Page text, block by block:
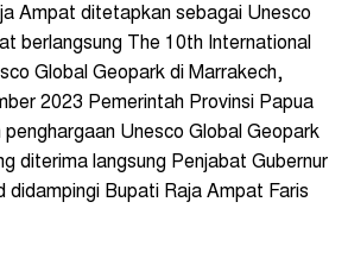
Ampat ditetapkan sebagai Unesco
berlangsung The 10th International
Global Geopark di Marrakech,
2023 Pemerintah Provinsi Papua
penghargaan Unesco Global Geopark
diterima langsung Penjabat Gubernur
didampingi Bupati Raja Ampat Faris